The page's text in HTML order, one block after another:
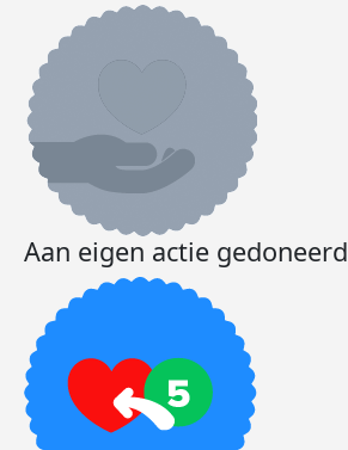
Aan eigen actie gedoneerd